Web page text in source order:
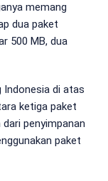
memang
dua paket
500 MB, dua
Indonesia di atas
ketiga paket
penyimpanan
paket